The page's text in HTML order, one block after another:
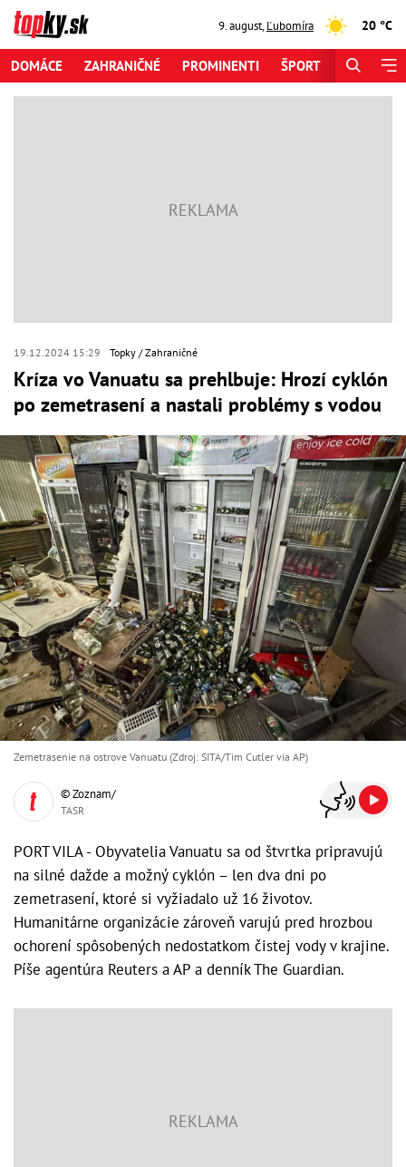
9. august,Ľubomíra 20 °C
DOMÁCE ZAHRANIČNÉ PROMINENTI ŠPORT
19.12.2024 15:29 Topky Zahraničné
Kríza vo Vanuatu sa prehlbuje: Hrozí cyklón
po zemetrasení a nastali problémy s vodou
Zemetrasenie na ostrove Vanuatu (Zdroj: SITA/Tim Cutler via AP)
© Zoznam/
TASR
PORT VILA - Obyvatelia Vanuatu sa od štvrtka pripravujú
na silné dažde a možný cyklón – len dva dni po
zemetrasení, ktoré si vyžiadalo už 16 životov.
Humanitárne organizácie zároveň varujú pred hrozbou
ochorení spôsobených nedostatkom čistej vody v krajine.
Píše agentúra Reuters a AP a denník The Guardian.